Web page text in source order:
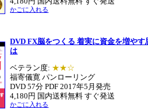
かごに入れる
DVD FX脳をつくる 着実に資金を増やす
は
ベテラン度: ★★☆
福寄儀寛 パンローリング
DVD 57分 PDF 2017年5月発売
4,180円 国内送料無料 すぐ発送
かごに入れる